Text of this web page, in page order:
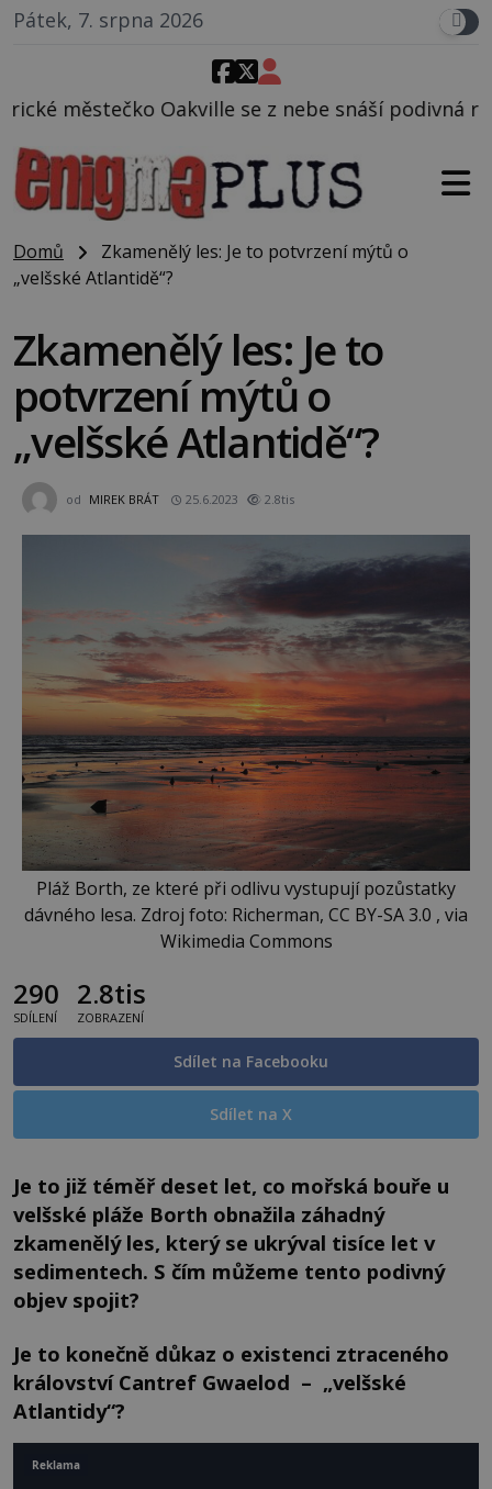
Pátek, 7. srpna 2026
se z nebe snáší podivná rosolovitá látka
Domů
Zkamenělý les: Je to potvrzení mýtů o
„velšské Atlantidě“?
Zkamenělý les: Je to
potvrzení mýtů o
„velšské Atlantidě“?
od MIREK BRÁT 25.6.2023 2.8tis
Pláž Borth, ze které při odlivu vystupují pozůstatky
dávného lesa. Zdroj foto: Richerman, CC BY-SA 3.0 , via
Wikimedia Commons
290
SDÍLENÍ
2.8tis
ZOBRAZENÍ
Sdílet na Facebooku
Sdílet na X
Je to již téměř deset let, co mořská bouře u
velšské pláže Borth obnažila záhadný
zkamenělý les, který se ukrýval tisíce let v
sedimentech. S čím můžeme tento podivný
objev spojit?
Je to konečně důkaz o existenci ztraceného
království Cantref Gwaelod – „velšské
Atlantidy“?
Reklama